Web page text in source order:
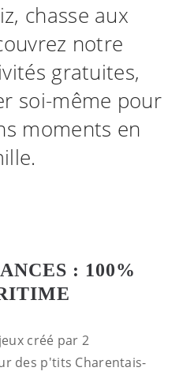
chasse aux
notre
gratuites,
soi-même pour
moments en
: 100%
créé par 2
des p'tits Charentais-